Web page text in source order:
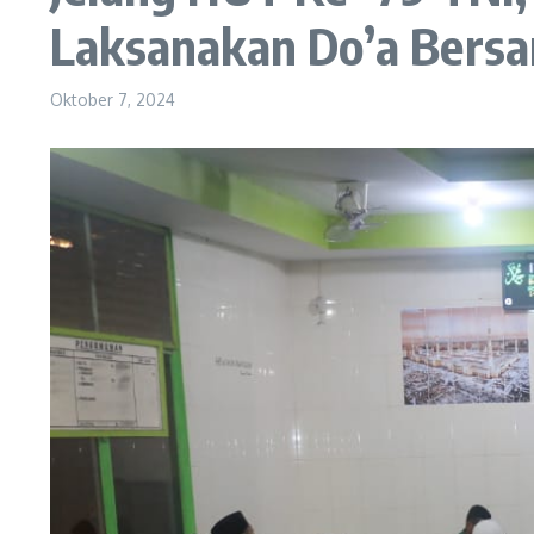
Laksanakan Do’a
Oktober 7, 2024